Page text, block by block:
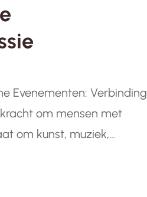
Evenementen: Verbinding
om mensen met
om kunst, muziek,